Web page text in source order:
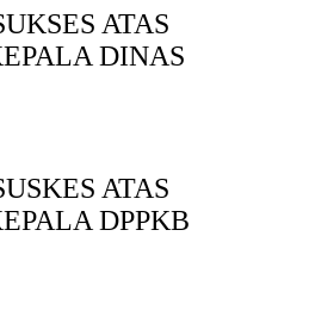
ATAS
DINAS
ATAS
DPPKB